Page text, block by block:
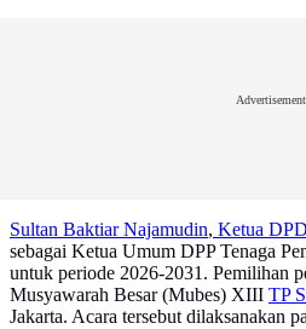
Advertisement
Sultan Baktiar Najamudin, Ketua
sebagai Ketua Umum DPP Tenaga
untuk periode 2026-2031. Pemilihan
Musyawarah Besar (Mubes) XIII TP
Jakarta. Acara tersebut dilaksanakan